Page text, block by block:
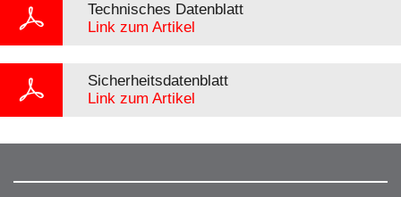
Technisches Datenblatt
Link zum Artikel
Sicherheitsdatenblatt
Link zum Artikel